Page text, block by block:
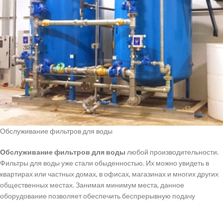
Обслуживание фильтров для воды
Обслуживание фильтров для воды любой производительности.
Фильтры для воды уже стали обыденностью. Их можно увидеть в
квартирах или частных домах, в офисах, магазинах и многих других
общественных местах. Занимая минимум места, данное
оборудование позволяет обеспечить беспрерывную подачу